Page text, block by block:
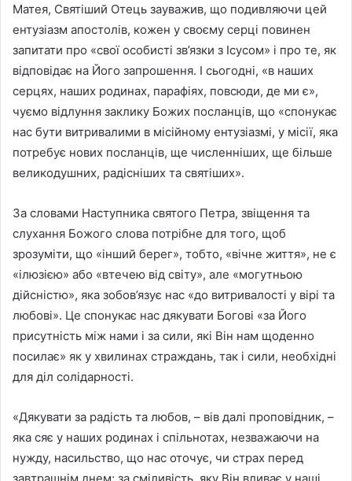
Матея, Святіший Отець зауважив, що подивляючи цей
ентузіазм апостолів, кожен у своєму серці повинен
запитати про «свої особисті зв’язки з Ісусом» і про те, як
відповідає на Його запрошення. І сьогодні, «в наших
серцях, наших родинах, парафіях, повсюди, де ми є»,
чуємо відлуння заклику Божих посланців, що «спонукає
нас бути витривалими в місійному ентузіазмі, у місії, яка
потребує нових посланців, ще численніших, ще більше
великодушних, радісніших та святіших».
За словами Наступника святого Петра, звіщення та
слухання Божого слова потрібне для того, щоб
зрозуміти, що «інший берег», тобто, «вічне життя», не є
«ілюзією» або «втечею від світу», але «могутньою
дійсністю», яка зобов’язує нас «до витривалості у вірі та
любові». Це спонукає нас дякувати Богові «за Його
присутність між нами і за сили, які Він нам щоденно
посилає» як у хвилинах страждань, так і сили, необхідні
для діл солідарності.
«Дякувати за радість та любов, – вів далі проповідник, –
яка сяє у наших родинах і спільнотах, незважаючи на
нужду, насильство, що нас оточує, чи страх перед